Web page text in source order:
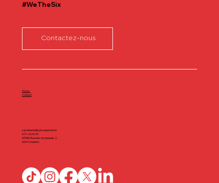
#WeTheSix
Contactez-nous
secretariat@spiroubasket.be
071/20.60.40
DÔME | Rue des olympiades 2,
6000 Charleroi
Home
Contact